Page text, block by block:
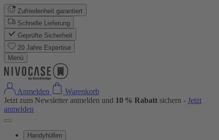
Zufriedenheit garantiert
Schnelle Lieferung
Geprüfte Sicherheit
20 Jahre Expertise
Menü
Anmelden
Warenkorb
Jetzt zum Newsletter anmelden und 10 % Rabatt sichern - Jetzt
anmelden
Handyhüllen